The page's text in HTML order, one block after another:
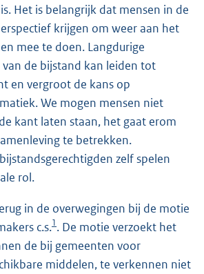
Het is belangrijk dat mensen in de
krijgen om weer aan het
mee te doen. Langdurige
de bijstand kan leiden tot
en vergroot de kans op
We mogen mensen niet
kant laten staan, het gaat erom
te betrekken.
zelf spelen
rol.
in de overwegingen bij de motie
c.s.1. De motie verzoekt het
de bij gemeenten voor
middelen, te verkennen niet